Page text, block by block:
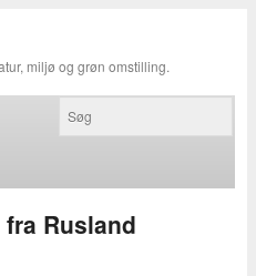
miljø og grøn omstilling.
Rusland